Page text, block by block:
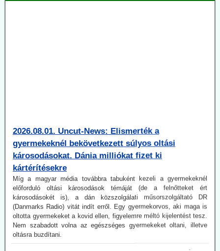
gyermekeknél bekövetkezett súlyos oltási
károsodásokat. Dánia milliókat fizet ki
kártérítésekre
Míg a magyar média továbbra tabuként kezeli a gyermekeknél
előforduló oltási károsodások témáját (de a felnőtteket ért
károsodásokét is), a dán közszolgálati műsorszolgáltató DR
(Danmarks Radio) vitát indít erről. Egy gyermekorvos, aki maga is
oltotta gyermekeket a kovid ellen, figyelemre méltó kijelentést tesz.
Nem szabadott volna az egészséges gyermekeket oltani, illetve
oltásra buzdítani.
2026.07.21. Jonfleetwood.com: A US Army már